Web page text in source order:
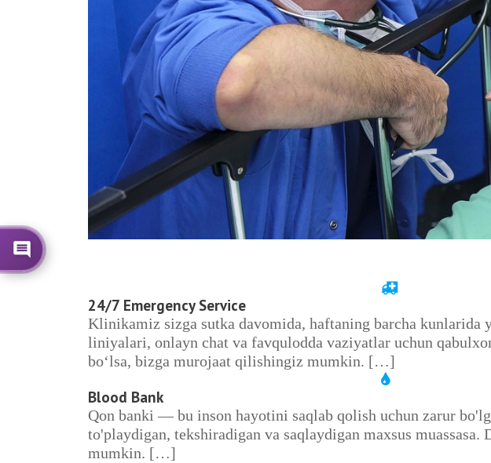
24/7 Emergency Service
Klinikamiz sizga sutka davomida, haftaning barcha
liniyalari, onlayn chat va favqulodda vaziyatlar uchun
bo‘lsa, bizga murojaat qilishingiz mumkin. […]
Blood Bank
Qon banki — bu inson hayotini saqlab qolish uchun zarur
to'playdigan, tekshiradigan va saqlaydigan maxsus
mumkin. […]